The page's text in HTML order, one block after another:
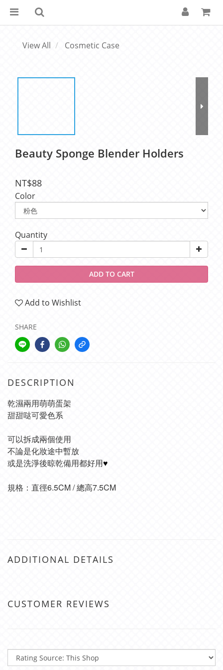
View All Cosmetic Case
Beauty Sponge Blender Holders
NT$88
Color
Quantity
ADD TO CART
Add to Wishlist
SHARE
DESCRIPTION
乾濕兩用萌萌蛋架
甜甜哒可愛色系
可以拆成兩個使用
不論是化妝途中暫放
或是洗淨後晾乾備用都好用♥
規格： 直徑6.5CM / 總高7.5CM
ADDITIONAL DETAILS
CUSTOMER REVIEWS